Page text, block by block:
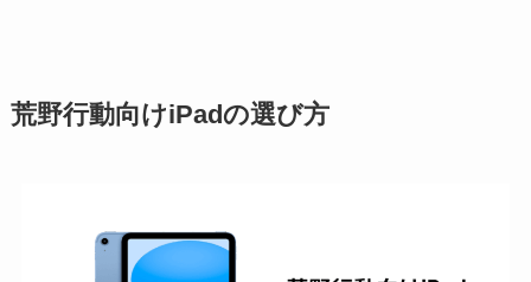
荒野行動向けiPadの選び方